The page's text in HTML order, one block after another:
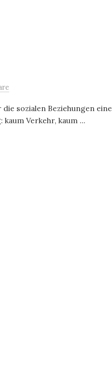
sozialen Beziehungen eine
Verkehr, kaum ...